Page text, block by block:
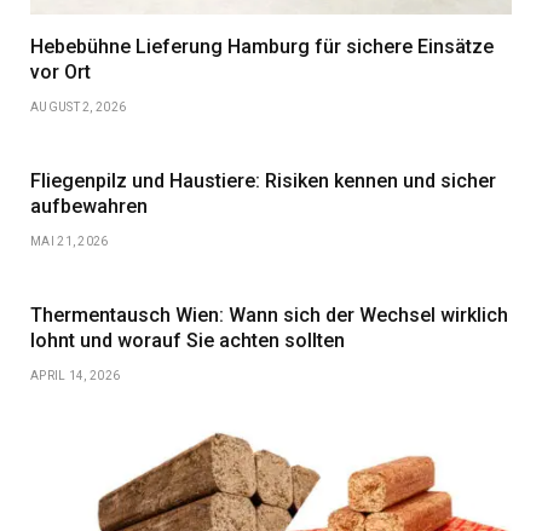
Hebebühne Lieferung Hamburg für sichere Einsätze
vor Ort
AUGUST 2, 2026
Fliegenpilz und Haustiere: Risiken kennen und sicher
aufbewahren
MAI 21, 2026
Thermentausch Wien: Wann sich der Wechsel wirklich
lohnt und worauf Sie achten sollten
APRIL 14, 2026